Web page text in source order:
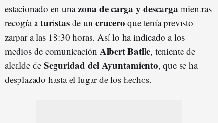
estacionado en unazona de carga y descarga mientras
recogía aturistas de un crucero que tenía previsto
zarpar a las 18:30 horas. Así lo ha indicado a los
medios de comunicación Albert Batlle, teniente de
alcalde de Seguridad del Ayuntamiento, que se ha
desplazado hasta el lugar de los hechos.